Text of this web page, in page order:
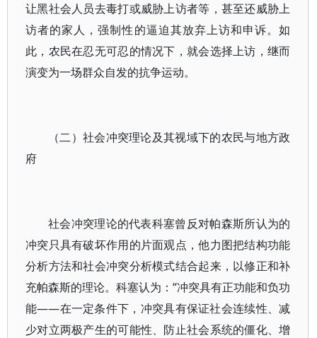
让黑社会人员去毒打或威胁上访者等，甚至还威胁上
访者的家人，强制性的逼迫其放弃上访和申诉。如
此，农民在忍无可忍的情况下，就会选择上访，继而
演变为一场群众自发的抗争运动。
（二）社会冲突理论及其视域下的农民与地方政
府
社会冲突理论的代表科塞曾反对帕森斯所认为的
冲突只具有破坏作用的片面观点，他力图把结构功能
分析方法和社会冲突分析模式结合起来，以修正和补
充帕森斯的理论。科塞认为：“冲突具有正功能和负功
能——在一定条件下，冲突具有保证社会连续性、减
少对立两极产生的可能性、防止社会系统的僵化、增